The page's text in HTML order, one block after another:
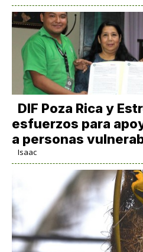
DIF Poza Rica y
esfuerzos para
a personas
Isaac